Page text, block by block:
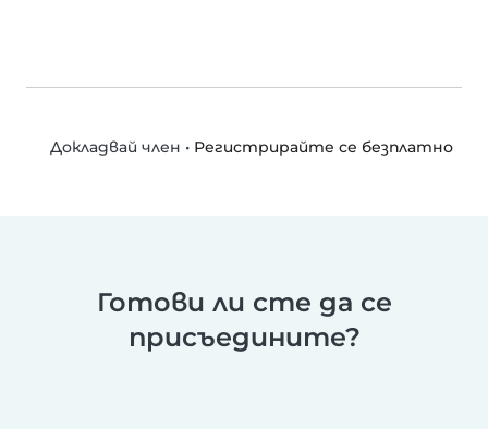
Докладвай член • Регистрирайте се безплатно
Готови ли сте да се
присъедините?